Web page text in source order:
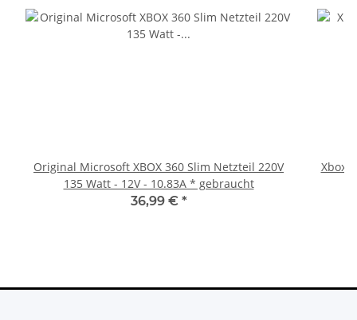
Original Microsoft XBOX 360 Slim Netzteil 220V
135 Watt - 12V - 10.83A * gebraucht
36,99 € *
Xbox